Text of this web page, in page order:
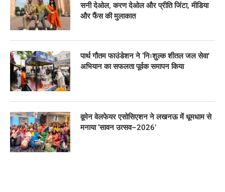
सनी देओल, करण देओल और प्रीति जिंटा, मीडिया
और फैंस की मुलाकात
पार्थ गौतम फाउंडेशन ने ‘निःशुल्क शीतल जल सेवा’
अभियान का सफलता पूर्वक समापन किया
वूमेन वेलफेयर एसोसिएशन ने लखनऊ में धूमधाम से
मनाया ‘सावन उत्सव–2026’